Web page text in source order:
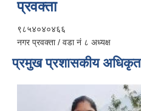
प्रवक्ता
९८५४०४०४६६
नगर प्रवक्ता / वडा नं ८ अध्यक्ष
प्रमुख प्रशासकीय अधिकृत